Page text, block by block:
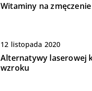
Witaminy na
12 listopada 2020
Alternatywy laserowej
wzroku